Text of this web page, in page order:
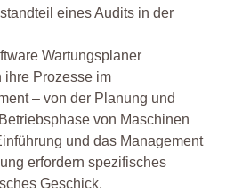
eines Audits in der
Wartungsplaner
ihre Prozesse im
– von der Planung und
von Maschinen
und das Management
erfordern spezifisches
Geschick.